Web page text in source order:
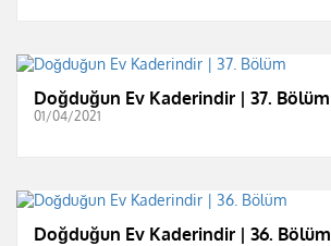
Doğduğun Ev Kaderindir | 37. Bölüm
01/04/2021
Doğduğun Ev Kaderindir | 36. Bölüm